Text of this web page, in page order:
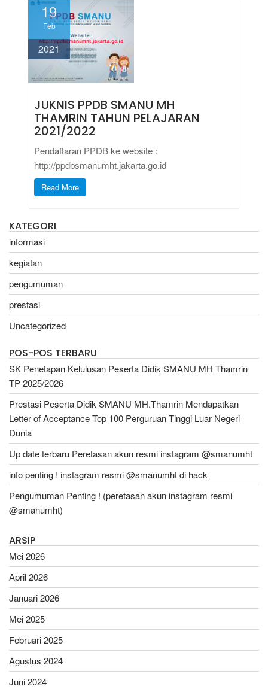
19
Feb
2021
JUKNIS PPDB SMANU MH
THAMRIN TAHUN PELAJARAN
2021/2022
Pendaftaran PPDB ke website :
http://ppdbsmanumht.jakarta.go.id
Read More
KATEGORI
informasi
kegiatan
pengumuman
prestasi
Uncategorized
POS-POS TERBARU
SK Penetapan Kelulusan Peserta Didik SMANU MH Thamrin
TP 2025/2026
Prestasi Peserta Didik SMANU MH.Thamrin Mendapatkan
Letter of Acceptance Top 100 Perguruan Tinggi Luar Negeri
Dunia
Up date terbaru Peretasan akun resmi instagram @smanumht
info penting ! instagram resmi @smanumht di hack
Pengumuman Penting ! (peretasan akun instagram resmi
@smanumht)
ARSIP
Mei 2026
April 2026
Januari 2026
Mei 2025
Februari 2025
Agustus 2024
Juni 2024